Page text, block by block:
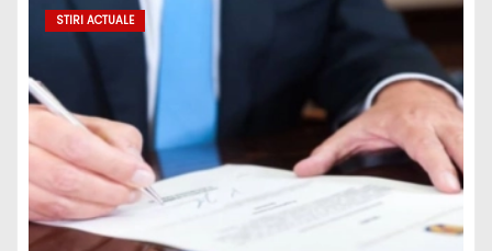
STIRI ACTUALE